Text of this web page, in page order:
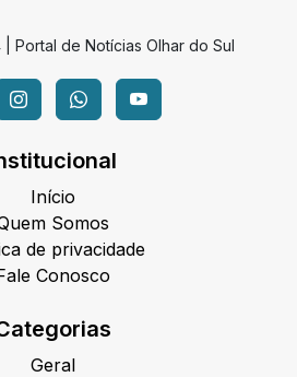
Portal de Notícias Olhar do Sul
Início
Somos
de privacidade
Conosco
Geral